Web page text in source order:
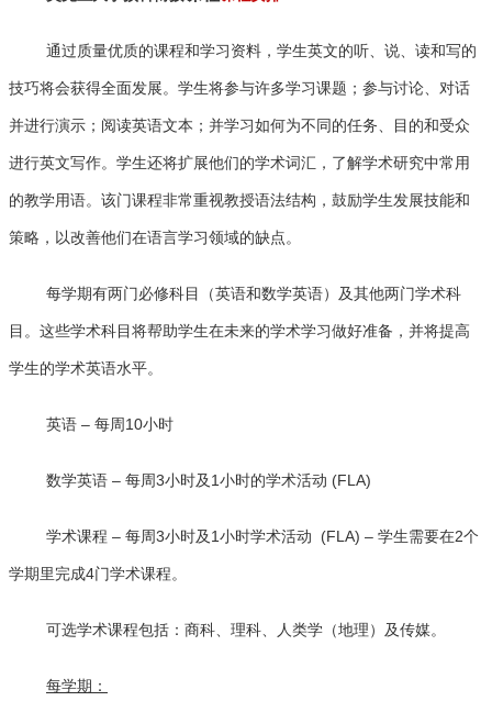
通过质量优质的课程和学习资料，学生英文的听、说、读和写的
技巧将会获得全面发展。学生将参与许多学习课题；参与讨论、对话
并进行演示；阅读英语文本；并学习如何为不同的任务、目的和受众
进行英文写作。学生还将扩展他们的学术词汇，了解学术研究中常用
的教学用语。该门课程非常重视教授语法结构，鼓励学生发展技能和
策略，以改善他们在语言学习领域的缺点。
每学期有两门必修科目（英语和数学英语）及其他两门学术科
目。这些学术科目将帮助学生在未来的学术学习做好准备，并将提高
学生的学术英语水平。
英语 – 每周10小时
数学英语 – 每周3小时及1小时的学术活动 (FLA)
学术课程 – 每周3小时及1小时学术活动 (FLA) – 学生需要在2个
学期里完成4门学术课程。
可选学术课程包括：商科、理科、人类学（地理）及传媒。
每学期：